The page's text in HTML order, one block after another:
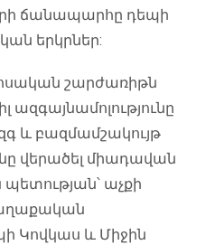
ճանապարհը դեպի
երկրներ:
շարժառիթն
ազգայնամոլությունը
և բազմամշակույթ
վերածել միադավան
աչքի
Կովկաս և Միջին